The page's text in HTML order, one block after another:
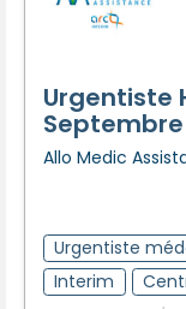
Urgentiste
Allo Medic
Urgentiste
Interim